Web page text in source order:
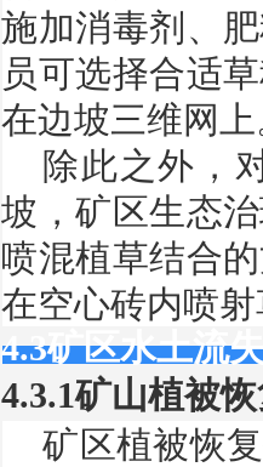
施加消毒剂、
员可选择合适
在边坡三维网
除此之外，
坡，矿区生态
喷混植草结合
在空心砖内喷
4.3矿区水土流
4.3.1矿山植被
矿区植被恢